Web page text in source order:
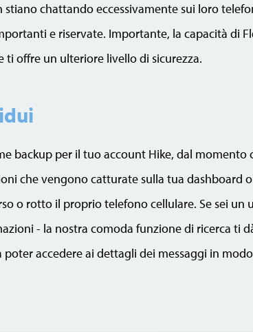
chattando eccessivamente sui loro
e riservate. Importante, la capacità di
ti offre un ulteriore livello di sicurezza.
backup per il tuo account Hike, dal momento
che vengono catturate sulla tua dashboard
o rotto il proprio telefono cellulare. Se sei un
- la nostra comoda funzione di ricerca ti
accedere ai dettagli dei messaggi in